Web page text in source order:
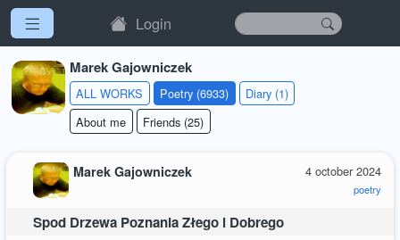
Login
Marek Gajowniczek
ALL WORKS Poetry (6933)
Diary (1)
About me
Friends (25)
4 october 2024
poetry
Marek Gajowniczek
Spod Drzewa Poznania Złego i Dobrego